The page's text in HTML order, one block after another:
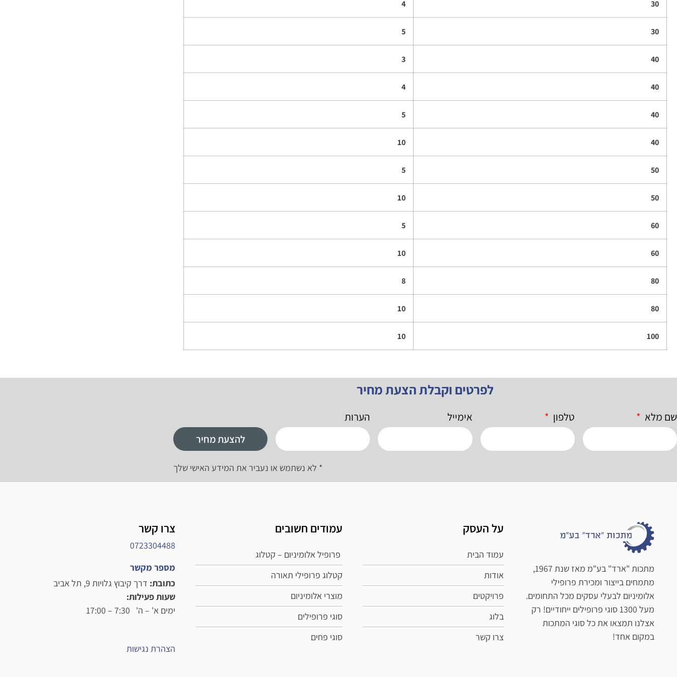
30
4
30
5
40
3
40
4
40
5
40
10
50
5
50
10
60
5
60
10
80
8
80
10
100
10
לפרטים וקבלת הצעת מחיר
שם מלא טלפון אימייל הערות
להצעת מחיר
* לא נשתמש או נעביר את המידע האישי שלך
מתכות "ארד" בע"מ מאז שנת 1967,
מתמחים בייצור ומכירת פרופילי
אלומיניום לבעלי עסקים מכל התחומים.
מעל 1300 סוגי פרופילים ייחודיים! רק
אצלנו תמצאו את כל סוגי המתכות
במקום אחד!
על העסק
עמוד הבית
אודות
פרויקטים
בלוג
צרו קשר
עמודים חשובים
פרופיל אלומיניום – קטלוג
קטלוג פרופילי תאורה
מוצרי אלומיניום
סוגי פרופילים
סוגי פחים
צרו קשר
0723304488
מספר מקשר
כתובת: דרך קיבוץ גלויות 9, תל אביב
שעות פעילות:
ימים א' – ה' 7:30 – 17:00
הצהרת נגישות